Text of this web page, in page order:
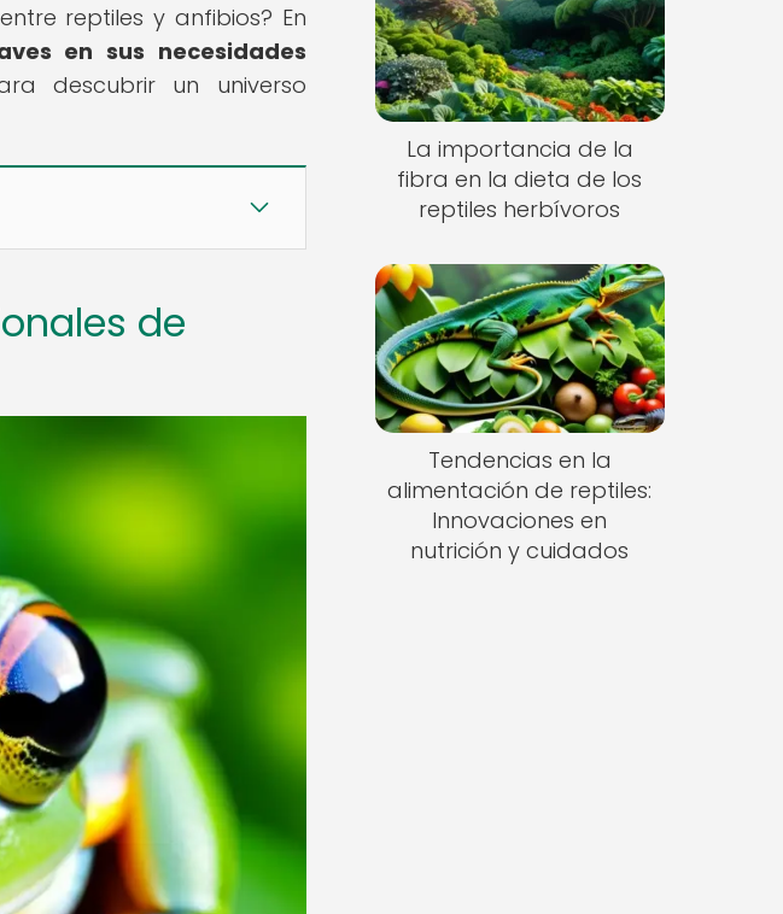
reptiles y anfibios? En
en sus necesidades
descubrir un universo
de
La importancia de la
fibra en la dieta de los
reptiles herbívoros
Tendencias en la
alimentación de reptiles:
Innovaciones en
nutrición y cuidados